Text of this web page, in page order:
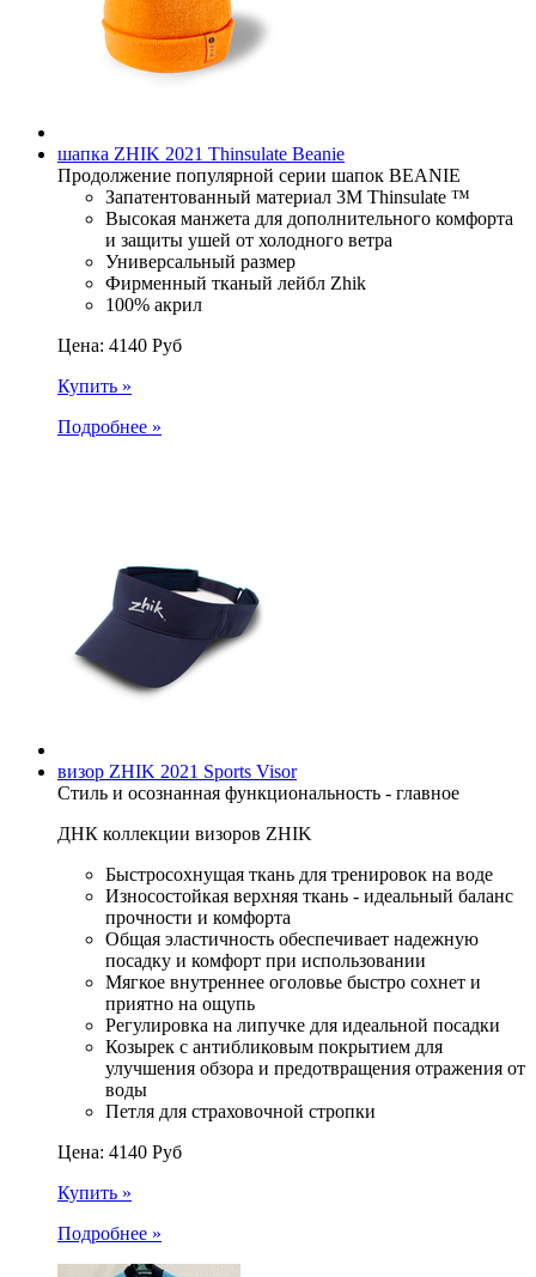
шапка ZHIK 2021 Thinsulate Beanie
Продолжение популярной серии шапок BEANIE
Запатентованный материал 3M Thinsulate ™
Высокая манжета для дополнительного комфорта
и защиты ушей от холодного ветра
Универсальный размер
Фирменный тканый лейбл Zhik
100% акрил
Цена: 4140 Руб
Купить »
Подробнее »
визор ZHIK 2021 Sports Visor
Стиль и осознанная функциональность - главное
ДНК коллекции визоров ZHIK
Быстросохнущая ткань для тренировок на воде
Износостойкая верхняя ткань - идеальный баланс
прочности и комфорта
Общая эластичность обеспечивает надежную
посадку и комфорт при использовании
Мягкое внутреннее оголовье быстро сохнет и
приятно на ощупь
Регулировка на липучке для идеальной посадки
Козырек с антибликовым покрытием для
улучшения обзора и предотвращения отражения от
воды
Петля для страховочной стропки
Цена: 4140 Руб
Купить »
Подробнее »